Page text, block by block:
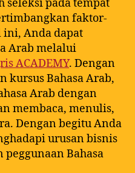
pada tempat
faktor-
ini, Anda dapat
Arab melalui
ACADEMY. Dengan
kursus Bahasa Arab,
Arab dengan
membaca, menulis,
Dengan begitu Anda
urusan bisnis
Bahasa